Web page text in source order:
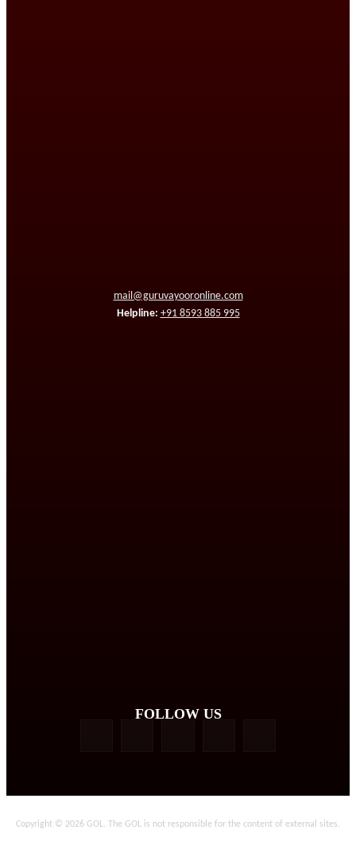
mail@guruvayooronline.com
Helpline: +91 8593 885 995
FOLLOW US
Copyright © 2026 GOL. The GOL is not responsible for the content of external sites.